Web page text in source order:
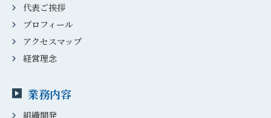
代表ご挨拶
プロフィール
アクセスマップ
経営理念
業務内容
組織開発